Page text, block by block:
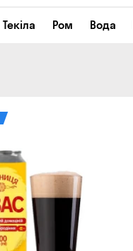
Текіла Ром Вода